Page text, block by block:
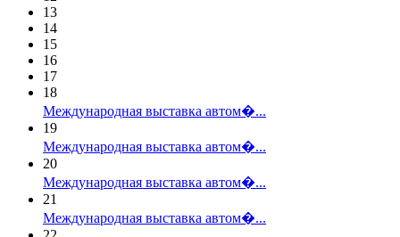
13
14
15
16
17
18
Международная выставка автом�...
19
Международная выставка автом�...
20
Международная выставка автом�...
21
Международная выставка автом�...